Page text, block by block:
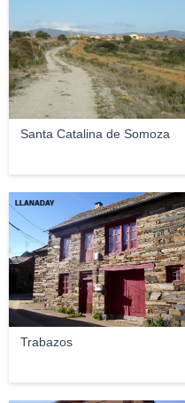
Santa Catalina de Somoza
Trabazos
LLANADAY